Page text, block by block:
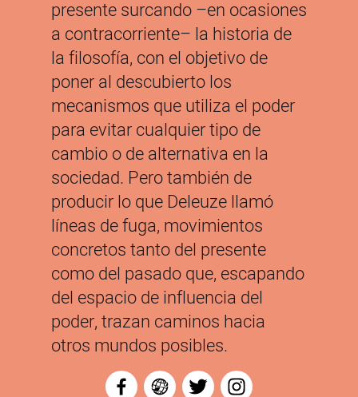
presente surcando –en ocasiones
a contracorriente– la historia de
la filosofía, con el objetivo de
poner al descubierto los
mecanismos que utiliza el poder
para evitar cualquier tipo de
cambio o de alternativa en la
sociedad. Pero también de
producir lo que Deleuze llamó
líneas de fuga, movimientos
concretos tanto del presente
como del pasado que, escapando
del espacio de influencia del
poder, trazan caminos hacia
otros mundos posibles.